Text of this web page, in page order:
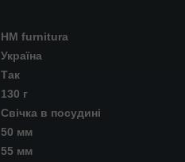
HM furnitura
Україна
Так
130 г
Свічка в посудині
50 мм
55 мм